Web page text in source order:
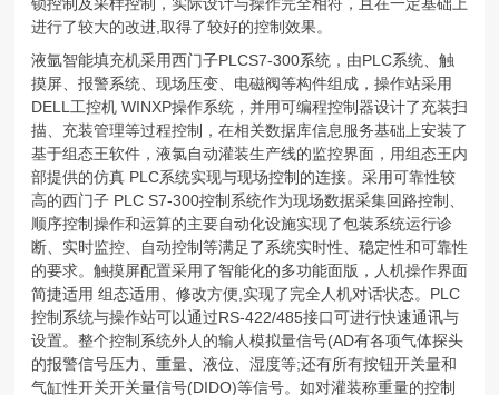
进行了较大的改进,取得了较好的控制效果。
液氩智能填充机采用西门子PLCS7-300系统，由PLC系统、触
摸屏、报警系统、现场压变、电磁阀等构件组成，操作站采用
DELL工控机 WINXP操作系统，并用可编程控制器设计了充装扫
描、充装管理等过程控制，在相关数据库信息服务基础上安装了
基于组态王软件，液氯自动灌装生产线的监控界面，用组态王内
部提供的仿真 PLC系统实现与现场控制的连接。采用可靠性较
高的西门子 PLC S7-300控制系统作为现场数据采集回路控制、
顺序控制操作和运算的主要自动化设施实现了包装系统运行诊
断、实时监控、自动控制等满足了系统实时性、稳定性和可靠性
的要求。触摸屏配置采用了智能化的多功能面版，人机操作界面
简捷适用 组态适用、修改方便,实现了完全人机对话状态。PLC
控制系统与操作站可以通过RS-422/485接口可进行快速通讯与
设置。整个控制系统外人的输人模拟量信号(AD有各项气体探头
的报警信号压力、重量、液位、湿度等;还有所有按钮开关量和
气缸性开关开关量信号(DIDO)等信号。如对灌装称重量的控制